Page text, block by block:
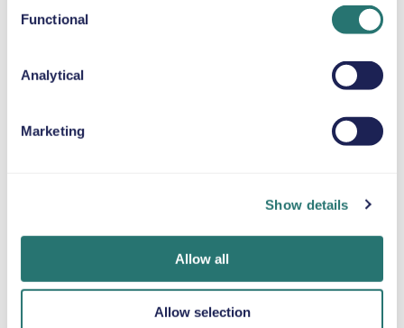
Functional
Analytical
Marketing
Show details
Allow all
Allow selection
minuter via Movlys
mobilen med vår
Bli verifierad
dokument direkt
via appen.